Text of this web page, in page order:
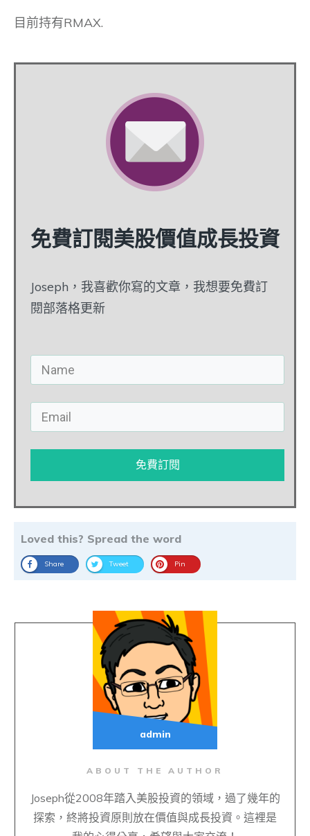
目前持有RMAX.
免費訂閱美股價值成長投資
Joseph，我喜歡你寫的文章，我想要免費訂
閱部落格更新
免費訂閱
Loved this? Spread the word
Share Tweet Pin
ABOUT THE AUTHOR
Joseph從2008年踏入美股投資的領域，過了幾年的
探索，終將投資原則放在價值與成長投資。這裡是
admin